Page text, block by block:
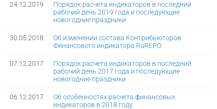
24.12.2019
Порядок расчета индикаторов в последний
рабочий день 2019 года и последующие
новогодние праздники
30.05.2018
Об изменении состава Контрибьюторов
Финансового индикатора RuREPO
07.12.2017
Порядок расчета индикаторов в последний
рабочий день 2017 года и последующие
новогодние праздники
06.12.2017
Об особенностях расчета финансовых
индикаторов в 2018 году.